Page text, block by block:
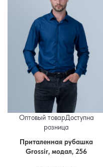
Оптовый товарДоступна
розница
464850525456
Приталенная рубашка
Grossir, модал, 256